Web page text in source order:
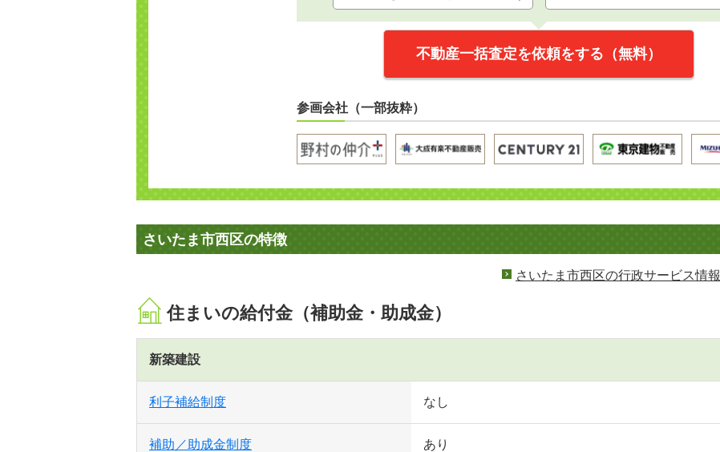
不動産一括査定を依頼をする（無料）
参画会社（一部抜粋）
さいたま市西区の特徴
さいたま市西区の行政サービス情報
住まいの給付金（補助金・助成金）
新築建設
利子補給制度 なし
補助／助成金制度 あり